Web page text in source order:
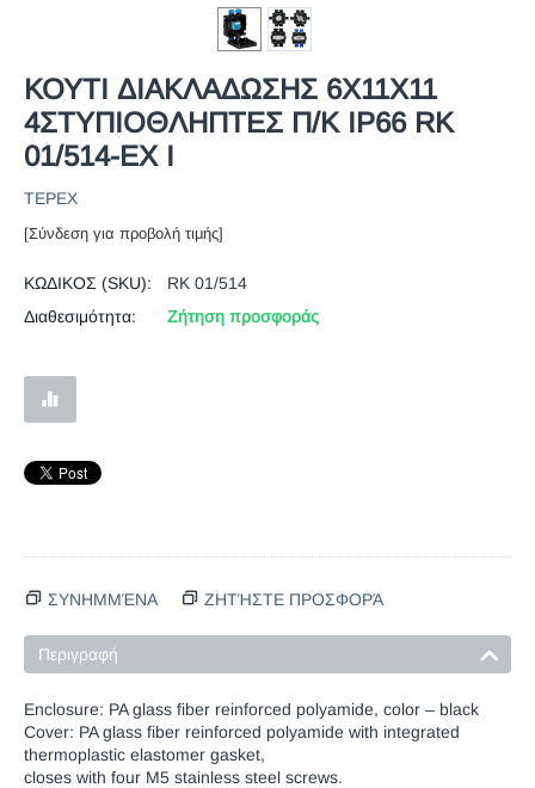
ΚΟΥΤΙ ΔΙΑΚΛΑΔΩΣΗΣ 6Χ11Χ11
4ΣΤΥΠΙΟΘΛΗΠΤΕΣ Π/Κ IP66 RK
01/514-EX I
TEPEX
[Σύνδεση για προβολή τιμής]
ΚΩΔΙΚΟΣ (SKU):
RK 01/514
Διαθεσιμότητα:
Ζήτηση προσφοράς
ΣΥΝΗΜΜΈΝΑ ΖΗΤΉΣΤΕ ΠΡΟΣΦΟΡΆ
Περιγραφή
Enclosure: PA glass fiber reinforced polyamide, color – black
Cover: PA glass fiber reinforced polyamide with integrated
thermoplastic elastomer gasket,
closes with four M5 stainless steel screws.